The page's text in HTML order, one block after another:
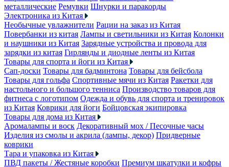
металлические Ремувки Шнурки и паракорды
Электроника из Китая
Необычные увлажнители Рации на заказ из Китая
Повербанки из китая Лампы и светильники из Китая Колонки
и наушники из Китая Зарядные устройства и провода для
зарядки из китая Гирлянды и диодные ленты из Китая
Товары для спорта и йоги из Китая
Сап-доски Товары для бадминтона Товары для бейсбола
Товары для гольфа Спортивные мячи из Китая Ракетки для
настольного и большого тенниса Производство товаров для
фитнеса с логотипом Одежда и обувь для спорта и тренировок
из Китая Коврики для йоги Бойцовская экипировка
Товары для дома из Китая
Аромалампы и воск Декоративный мох / Песочные часы
Изделия из смолы и акрила (лампы, декор) Придверные
коврики
Тара и упаковка из Китая
ПВД пакеты / Жестяные коробки Премиум шкатулки и кофры